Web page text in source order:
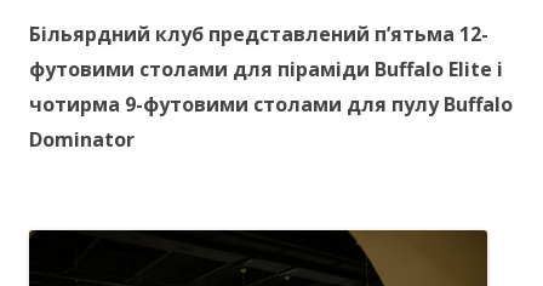
Більярдний клуб представлений п’ятьма 12-
футовими столами для піраміди Buffalo Elite і
чотирма 9-футовими столами для пулу Buffalo
Dominator